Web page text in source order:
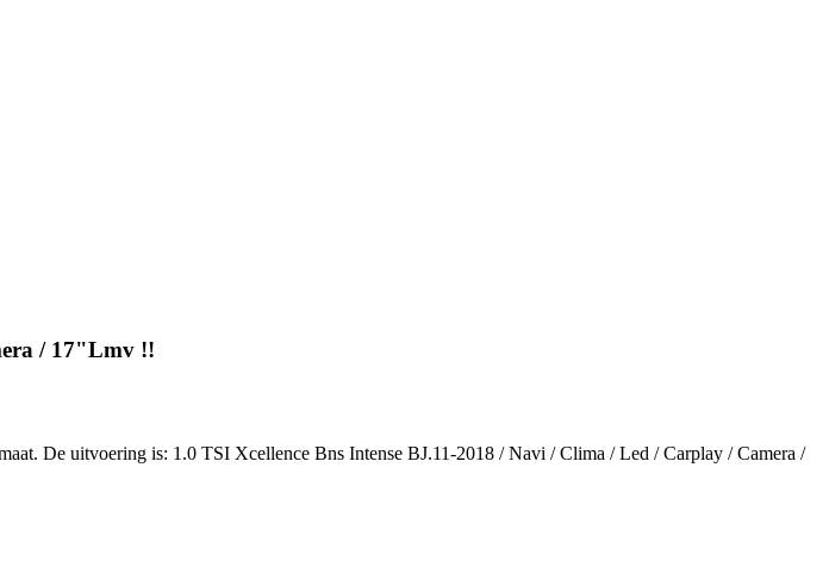
/ 17"Lmv !!
De uitvoering is: 1.0 TSI Xcellence Bns Intense BJ.11-2018 / Navi / Clima / Led / Carplay / Camera /